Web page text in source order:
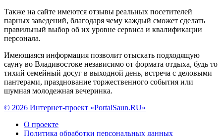
Также на сайте имеются отзывы реальных посетителей
парных заведений, благодаря чему каждый сможет сделать
правильный выбор об их уровне сервиса и квалификации
персонала.
Имеющаяся информация позволит отыскать подходящую
сауну во Владивостоке независимо от формата отдыха, будь то
тихий семейный досуг в выходной день, встреча с деловыми
пантерами, празднование торжественного события или
шумная молодежная вечеринка.
© 2026 Интернет-проект «PortalSaun.RU»
О проекте
Политика обработки персональных данных